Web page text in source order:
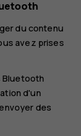
du contenu
avez prises
Bluetooth
d'un
des